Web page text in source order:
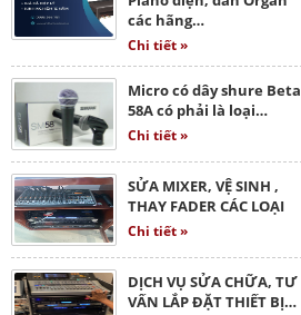
các hãng…
Chi tiết »
Micro có dây shure Beta
58A có phải là loại…
Chi tiết »
SỬA MIXER, VỆ SINH ,
THAY FADER CÁC LOẠI
Chi tiết »
DỊCH VỤ SỬA CHỮA, TƯ
VẤN LẮP ĐẶT THIẾT BỊ…